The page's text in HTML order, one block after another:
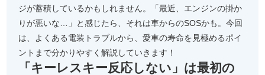
ジが蓄積しているかもしれません。「最近、エンジンの掛か
りが悪いな…」と感じたら、それは車からのSOSかも。今回
は、よくある電装トラブルから、愛車の寿命を見極めるポイ
ントまで分かりやすく解説していきます！
「キーレスキー反応しない」は最初の